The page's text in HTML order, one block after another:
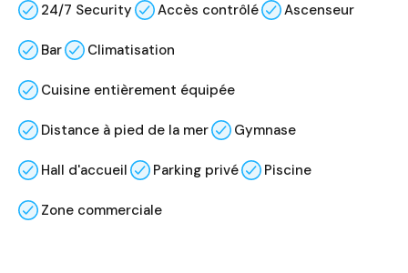
24/7 Security Accès contrôlé Ascenseur
Bar Climatisation
Cuisine entièrement équipée
Distance à pied de la mer Gymnase
Hall d'accueil Parking privé Piscine
Zone commerciale